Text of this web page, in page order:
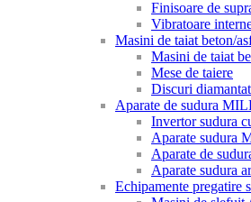
Finisoare de
Vibratoare
Masini de taiat beton/
Masini de taiat
Mese de taiere
Discuri
Aparate de sudura
Invertor sudura
Aparate sudura
Aparate de
Aparate sudura
Echipamente pregatire